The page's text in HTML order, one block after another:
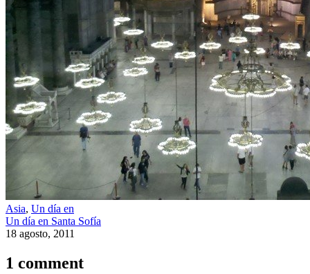
Asia, Un día en
Un día en Santa Sofía
18 agosto, 2011
1 comment